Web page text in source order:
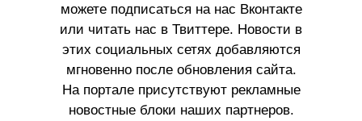
можете подписаться на нас Вконтакте
или читать нас в Твиттере. Новости в
этих социальных сетях добавляются
мгновенно после обновления сайта.
На портале присутствуют рекламные
новостные блоки наших партнеров.